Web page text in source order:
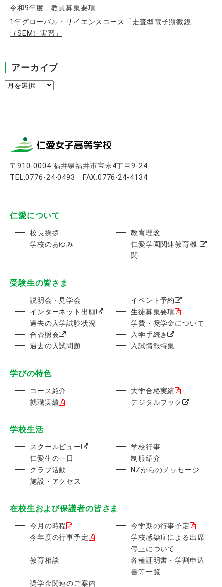
令和9年度 教員募集要項
1年グローバル・サイエンスコース「走査型電子顕微鏡
（SEM）実習」
アーカイブ
ア
〒910-0004 福井県福井市宝永4丁目9-24
TEL.0776-24-0493 FAX.0776-24-4134
仁愛について
校長挨拶
教育理念
学校のあゆみ
仁愛学園関連教育機
関
受験生の皆さま
説明会・見学会
イベント予約
インターネット出願
生徒募集要項
過去の入学試験状況
学費・奨学金について
合否照会
入学手続き
過去の入試問題
入試情報特集
学びの特色
コース紹介
大学合格実績
就職実績
デジタルブック
学校生活
スクールビュー
学校行事
仁愛生の一日
制服紹介
クラブ活動
NZからのメッセージ
施設・アクセス
在校生および保護者の皆さま
今月の時程
今学期の行事予定
今年度の行事予定
学校感染症による出席
停止について
教育相談
各種証明書・学割申込
書等一覧
奨学金関連のご案内